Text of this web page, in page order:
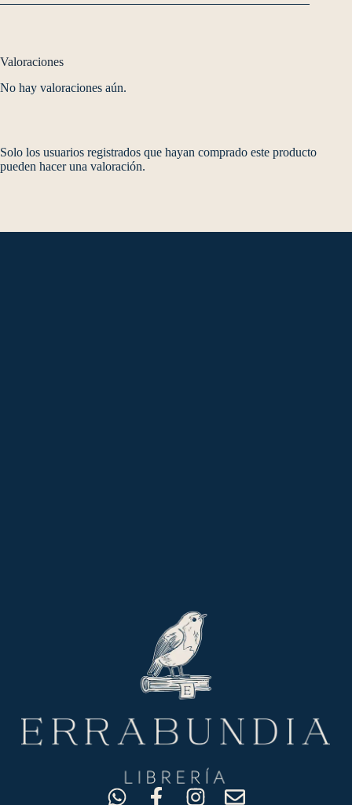
Valoraciones
No hay valoraciones aún.
Solo los usuarios registrados que hayan comprado este producto
pueden hacer una valoración.